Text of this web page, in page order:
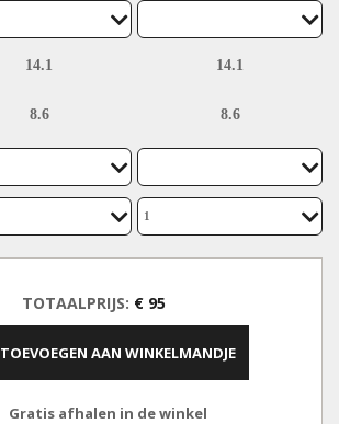
TOTAALPRIJS: € 95
TOEVOEGEN AAN WINKELMANDJE
Gratis afhalen in de winkel